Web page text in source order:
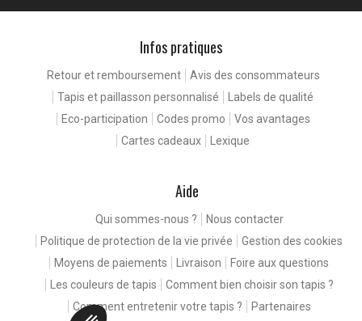
Infos pratiques
Retour et remboursement
Avis des consommateurs
Tapis et paillasson personnalisé
Labels de qualité
Eco-participation
Codes promo
Vos avantages
Cartes cadeaux
Lexique
Aide
Qui sommes-nous ?
Nous contacter
Politique de protection de la vie privée
Gestion des cookies
Moyens de paiements
Livraison
Foire aux questions
Les couleurs de tapis
Comment bien choisir son tapis ?
Comment entretenir votre tapis ?
Partenaires